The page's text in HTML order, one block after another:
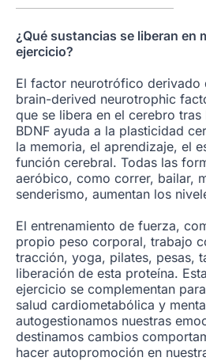
¿Qué sustancias se liberan en
ejercicio?
El factor neurotrófico derivado
brain-derived neurotrophic
que se libera en el cerebro
BDNF ayuda a la plasticidad
la memoria, el aprendizaje, el
función cerebral. Todas las
aeróbico, como correr, bailar,
senderismo, aumentan los
El entrenamiento de fuerza,
propio peso corporal, trabajo
tracción, yoga, pilates, pesas,
liberación de esta proteína.
ejercicio se complementan
salud cardiometabólica y
autogestionamos nuestras
destinamos cambios
hacer autopromoción en